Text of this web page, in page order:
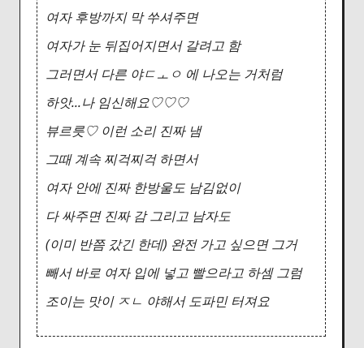
여자 후방까지 막 쑤셔주면
여자가 눈 뒤집어지면서 갈려고 함
그러면서 다른 야ㄷㅗㅇ 에 나오는 거처럼
하앗...나 임신해요♡♡♡
뷰르릇♡ 이런 소리 진짜 냄
그때 계속 찌걱찌걱 하면서
여자 안에 진짜 한방울도 남김없이
다 싸주면 진짜 감 그리고 남자도
(이미 반쯤 갔긴 한데) 완전 가고 싶으면 그거
빼서 바로 여자 입에 넣고 빨으라고 하셈 그럼
조이는 맛이 ㅈㄴ 야해서 도파민 터져요